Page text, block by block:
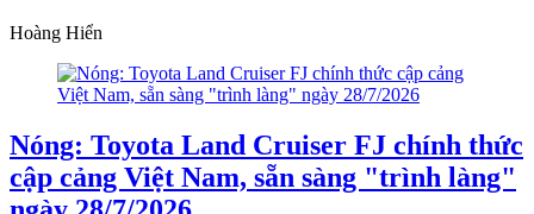
Hoàng Hiển
Nóng: Toyota Land Cruiser FJ chính thức
cập cảng Việt Nam, sẵn sàng "trình làng"